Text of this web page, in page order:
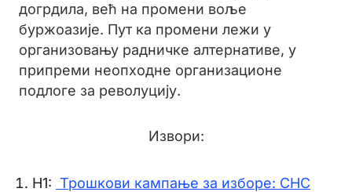
догрдила, већ на промени воље
буржоазије. Пут ка промени лежи у
организовању радничке алтернативе, у
припреми неопходне организационе
подлоге за револуцију.
Извори:
Н1: Трошкови кампање за изборе: СНС